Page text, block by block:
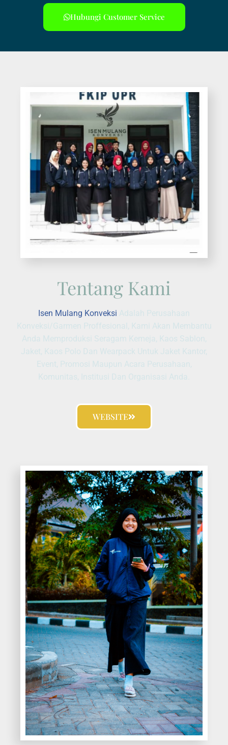
Hubungi Customer Service
Tentang Kami
Isen Mulang Konveksi Adalah Perusahaan
Konveksi/Garmen Proffesional, Kami Akan Membantu
Anda Memproduksi Seragam Kemeja, Kaos Sablon,
Jaket, Kaos Polo Dan Wearpack Untuk Jaket Kantor,
Event, Promosi Maupun Acara Perusahaan,
Komunitas, Institusi Dan Organisasi Anda.
WEBSITE